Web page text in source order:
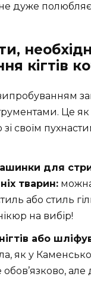
не дуже
кігтів
Це як
своїм
для
тварин:
або стиль
на вибір!
або
як у
але